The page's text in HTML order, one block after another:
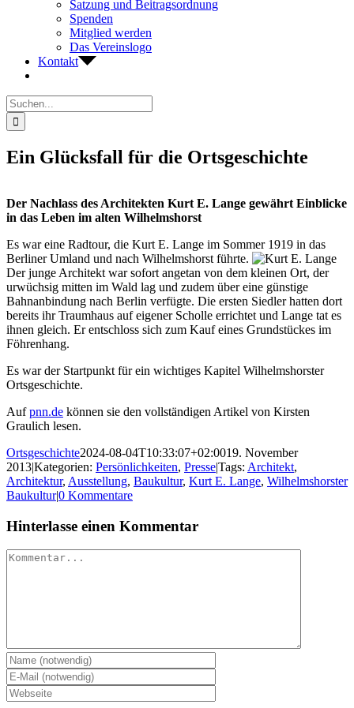
Satzung und Beitragsordnung
Spenden
Mitglied werden
Das Vereinslogo
Kontakt
Suche
nach:
Ein Glücksfall für die Ortsgeschichte
Der Nachlass des Architekten Kurt E. Lange gewährt Einblicke
in das Leben im alten Wilhelmshorst
Es war eine Radtour, die Kurt E. Lange im Sommer 1919 in das
Berliner Umland und nach Wilhelmshorst führte.
Der junge Architekt war sofort angetan von dem kleinen Ort, der
urwüchsig mitten im Wald lag und zudem über eine günstige
Bahnanbindung nach Berlin verfügte. Die ersten Siedler hatten dort
bereits ihr Traumhaus auf eigener Scholle errichtet und Lange tat es
ihnen gleich. Er entschloss sich zum Kauf eines Grundstückes im
Föhrenhang.
Es war der Startpunkt für ein wichtiges Kapitel Wilhelmshorster
Ortsgeschichte.
Aufpnn.de können sie den vollständigen Artikel von Kirsten
Graulich lesen.
Ortsgeschichte2024-08-04T10:33:07+02:0019. November
2013|Kategorien: Persönlichkeiten, Presse|Tags: Architekt,
Architektur, Ausstellung, Baukultur, Kurt E. Lange, Wilhelmshorster
Baukultur|0 Kommentare
Hinterlasse einen Kommentar
Kommentar